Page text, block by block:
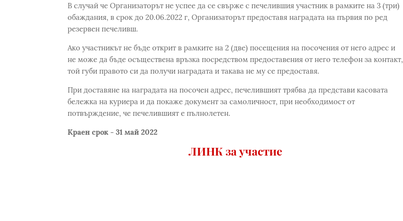
В случай че Организаторът не успее да се свърже с печелившия участник в рамките на 3 (три)
обаждания, в срок до 20.06.2022 г, Организаторът предоставя наградата на първия по ред
резервен печеливш.
Ако участникът не бъде открит в рамките на 2 (две) посещения на посочения от него адрес и
не може да бъде осъществена връзка посредством предоставения от него телефон за контакт,
той губи правото си да получи наградата и такава не му се предоставя.
При доставяне на наградата на посочен адрес, печелившият трябва да представи касовата
бележка на куриера и да покаже документ за самоличност, при необходимост от
потвърждение, че печелившият е пълнолетен.
Краен срок - 31 май 2022
ЛИНК за участие